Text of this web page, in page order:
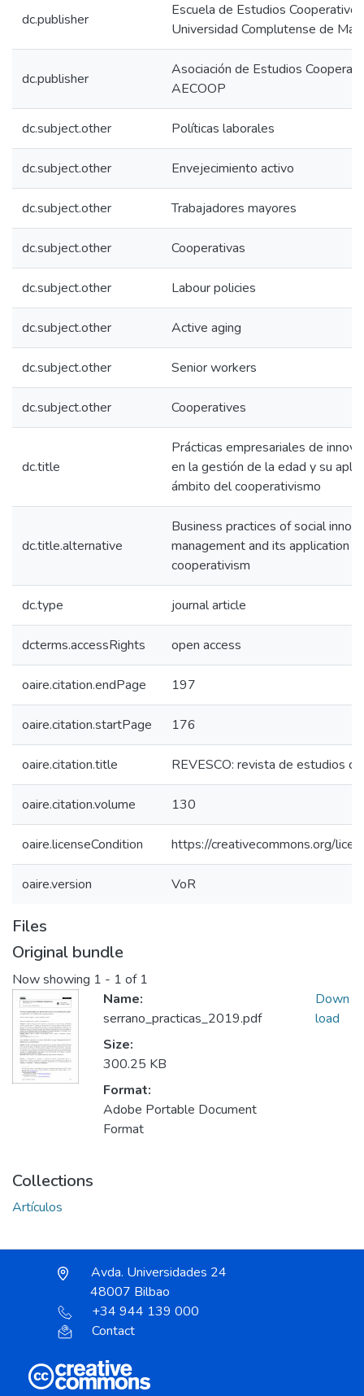
dc.publisher
Escuela de Estudios
Universidad Complutense de
dc.publisher
Asociación de Estudios
AECOOP
dc.subject.other Políticas laborales
dc.subject.other Envejecimiento activo
dc.subject.other Trabajadores mayores
dc.subject.other Cooperativas
dc.subject.other Labour policies
dc.subject.other Active aging
dc.subject.other Senior workers
dc.subject.other Cooperatives
dc.title
Prácticas empresariales de
en la gestión de la edad y su
ámbito del cooperativismo
dc.title.alternative
Business practices of social
management and its application to
cooperativism
dc.type journal article
dcterms.accessRights open access
oaire.citation.endPage 197
oaire.citation.startPage 176
oaire.citation.title REVESCO: revista de estudios
oaire.citation.volume 130
oaire.licenseCondition https://creativecommons.org/
oaire.version VoR
Files
Original bundle
Now showing 1 - 1 of 1
Name:
serrano_practicas_2019.pdf
Size:
300.25 KB
Format:
Adobe Portable Document
Format
Down
load
Collections
Artículos
Avda. Universidades 24
48007 Bilbao
+34 944 139 000
Contact